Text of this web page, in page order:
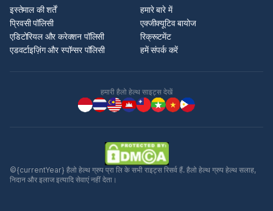
इस्तेमाल की शर्तें
प्रिवसी पॉलिसी
एडिटोरियल और करेक्शन पॉलिसी
एडवर्टाइज़िंग और स्पॉन्सर पॉलिसी
हमारे बारे में
एक्जीक्यूटिव बायोज
रिक्रूटमेंट
हमें संपर्क करें
हमारी हैलो हेल्थ साइट्स देखें
©{currentYear} हैलो हेल्थ ग्रुप प्रा लि के सभी राइट्स रिसर्व हैं. हैलो हेल्थ ग्रुप हेल्थ सलाह,
निदान और इलाज इत्यादि सेवाएं नहीं देता।